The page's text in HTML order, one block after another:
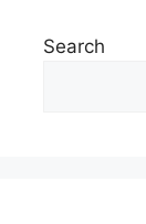
Search